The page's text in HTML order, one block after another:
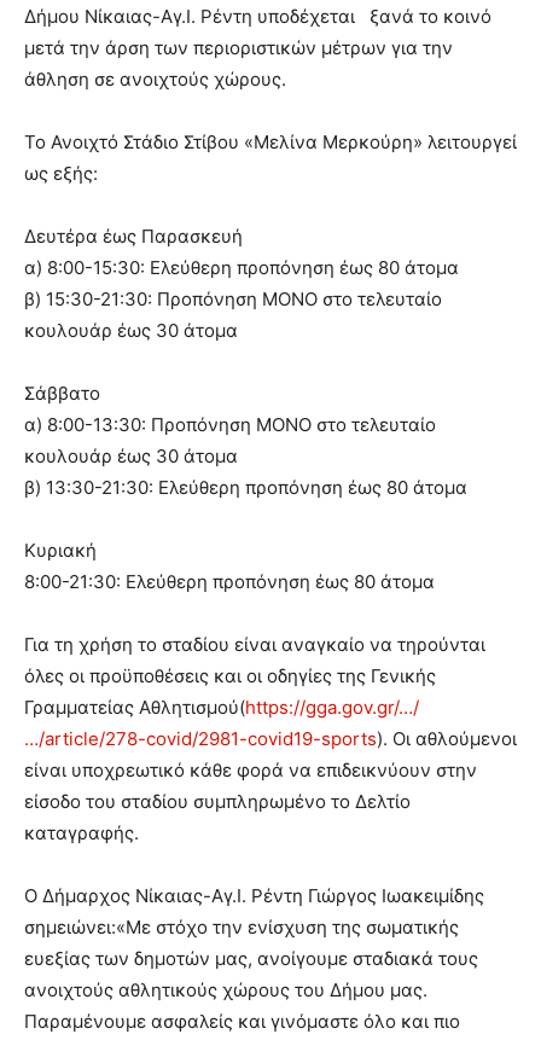
Δήμου Νίκαιας-Αγ.Ι. Ρέντη υποδέχεται ξανά το κοινό
μετά την άρση των περιοριστικών μέτρων για την
άθληση σε ανοιχτούς χώρους.
Το Ανοιχτό Στάδιο Στίβου «Μελίνα Μερκούρη» λειτουργεί
ως εξής:
Δευτέρα έως Παρασκευή
α) 8:00-15:30: Ελεύθερη προπόνηση έως 80 άτομα
β) 15:30-21:30: Προπόνηση ΜΟΝΟ στο τελευταίο
κουλουάρ έως 30 άτομα
Σάββατο
α) 8:00-13:30: Προπόνηση ΜΟΝΟ στο τελευταίο
κουλουάρ έως 30 άτομα
β) 13:30-21:30: Ελεύθερη προπόνηση έως 80 άτομα
Κυριακή
8:00-21:30: Ελεύθερη προπόνηση έως 80 άτομα
Για τη χρήση το σταδίου είναι αναγκαίο να τηρούνται
όλες οι προϋποθέσεις και οι οδηγίες της Γενικής
Γραμματείας Αθλητισμού(https://gga.gov.gr/…/
…/article/278-covid/2981-covid19-sports). Οι αθλούμενοι
είναι υποχρεωτικό κάθε φορά να επιδεικνύουν στην
είσοδο του σταδίου συμπληρωμένο το Δελτίο
καταγραφής.
Ο Δήμαρχος Νίκαιας-Αγ.Ι. Ρέντη Γιώργος Ιωακειμίδης
σημειώνει:«Με στόχο την ενίσχυση της σωματικής
ευεξίας των δημοτών μας, ανοίγουμε σταδιακά τους
ανοιχτούς αθλητικούς χώρους του Δήμου μας.
Παραμένουμε ασφαλείς και γινόμαστε όλο και πιο